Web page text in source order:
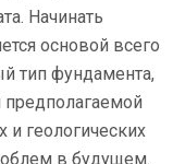
Начинать
основой всего
тип фундамента,
предполагаемой
и геологических
в будущем.